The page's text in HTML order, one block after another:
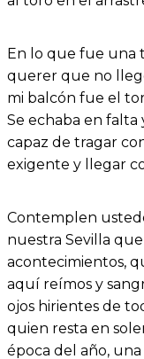
En lo que fue una
querer que no
mi balcón fue el
Se echaba en falta
capaz de tragar
exigente y llegar
Contemplen
nuestra Sevilla
acontecimientos,
aquí reímos y
ojos hirientes de
quien resta en
época del año, una